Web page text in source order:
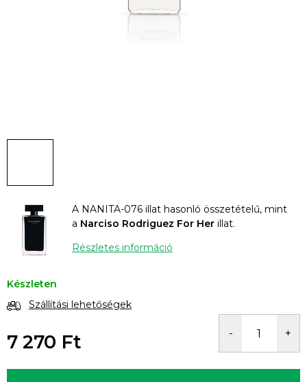
A NANITA-076 illat hasonló összetételű, mint
a Narciso Rodriguez For Her illat.
Részletes információ
Készleten
Szállítási lehetőségek
7 270 Ft